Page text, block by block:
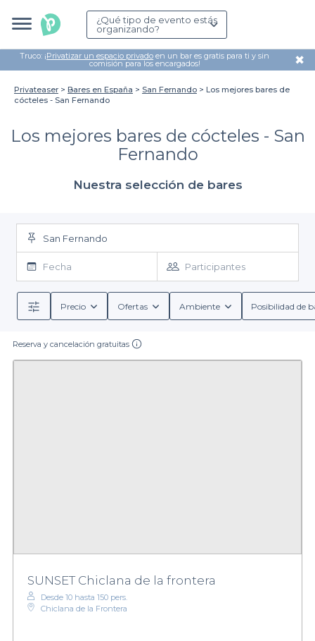
¿Qué tipo de evento estás
organizando?
Truco: ¡Privatizar un espacio privado en un bar es gratis para ti y sin
comisión para los encargados! ✖
Privateaser Bares en España San Fernando
Los mejores bares de
cócteles - San Fernando
Los mejores bares de cócteles - San
Fernando
Nuestra selección de bares
San Fernando
Fecha Participantes
Precio Ofertas Ambiente Posibilidad de
Reserva y cancelación gratuitas
SUNSET Chiclana de la frontera
Desde 10 hasta 150 pers.
Chiclana de la Frontera